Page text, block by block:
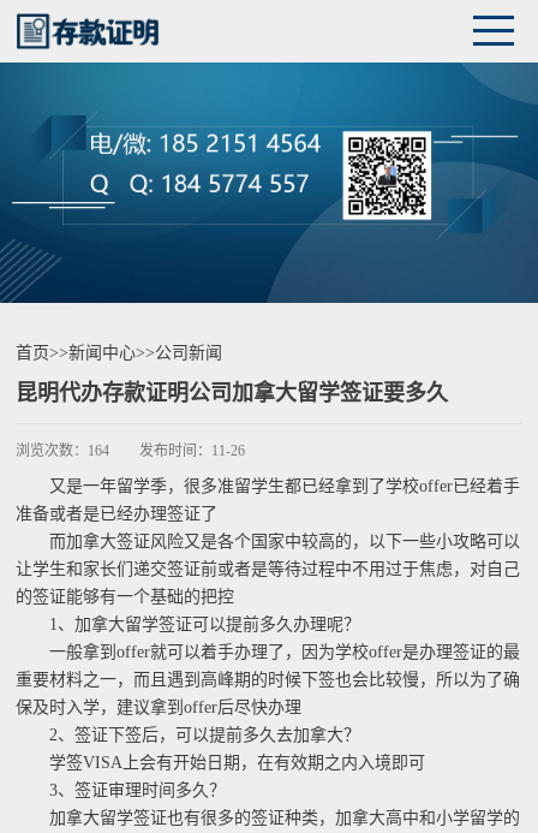
首页>>新闻中心>>公司新闻
昆明代办存款证明公司加拿大留学签证要多久
浏览次数： 164 发布时间： 11-26
又是一年留学季，很多准留学生都已经拿到了学校offer已经着手
准备或者是已经办理签证了
而加拿大签证风险又是各个国家中较高的，以下一些小攻略可以
让学生和家长们递交签证前或者是等待过程中不用过于焦虑，对自己
的签证能够有一个基础的把控
1、加拿大留学签证可以提前多久办理呢？
一般拿到offer就可以着手办理了，因为学校offer是办理签证的最
重要材料之一，而且遇到高峰期的时候下签也会比较慢，所以为了确
保及时入学，建议拿到offer后尽快办理
2、签证下签后，可以提前多久去加拿大？
学签VISA上会有开始日期，在有效期之内入境即可
3、签证审理时间多久？
加拿大留学签证也有很多的签证种类，加拿大高中和小学留学的